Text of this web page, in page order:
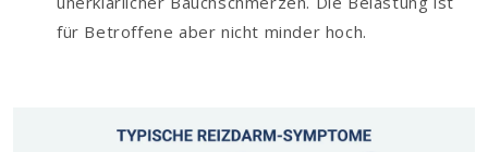
für Betroffene aber nicht minder hoch.